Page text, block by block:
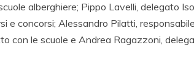
alberghiere; Pippo Lavelli, delegato
e concorsi; Alessandro Pilatti,
con le scuole e Andrea Ragazzoni,